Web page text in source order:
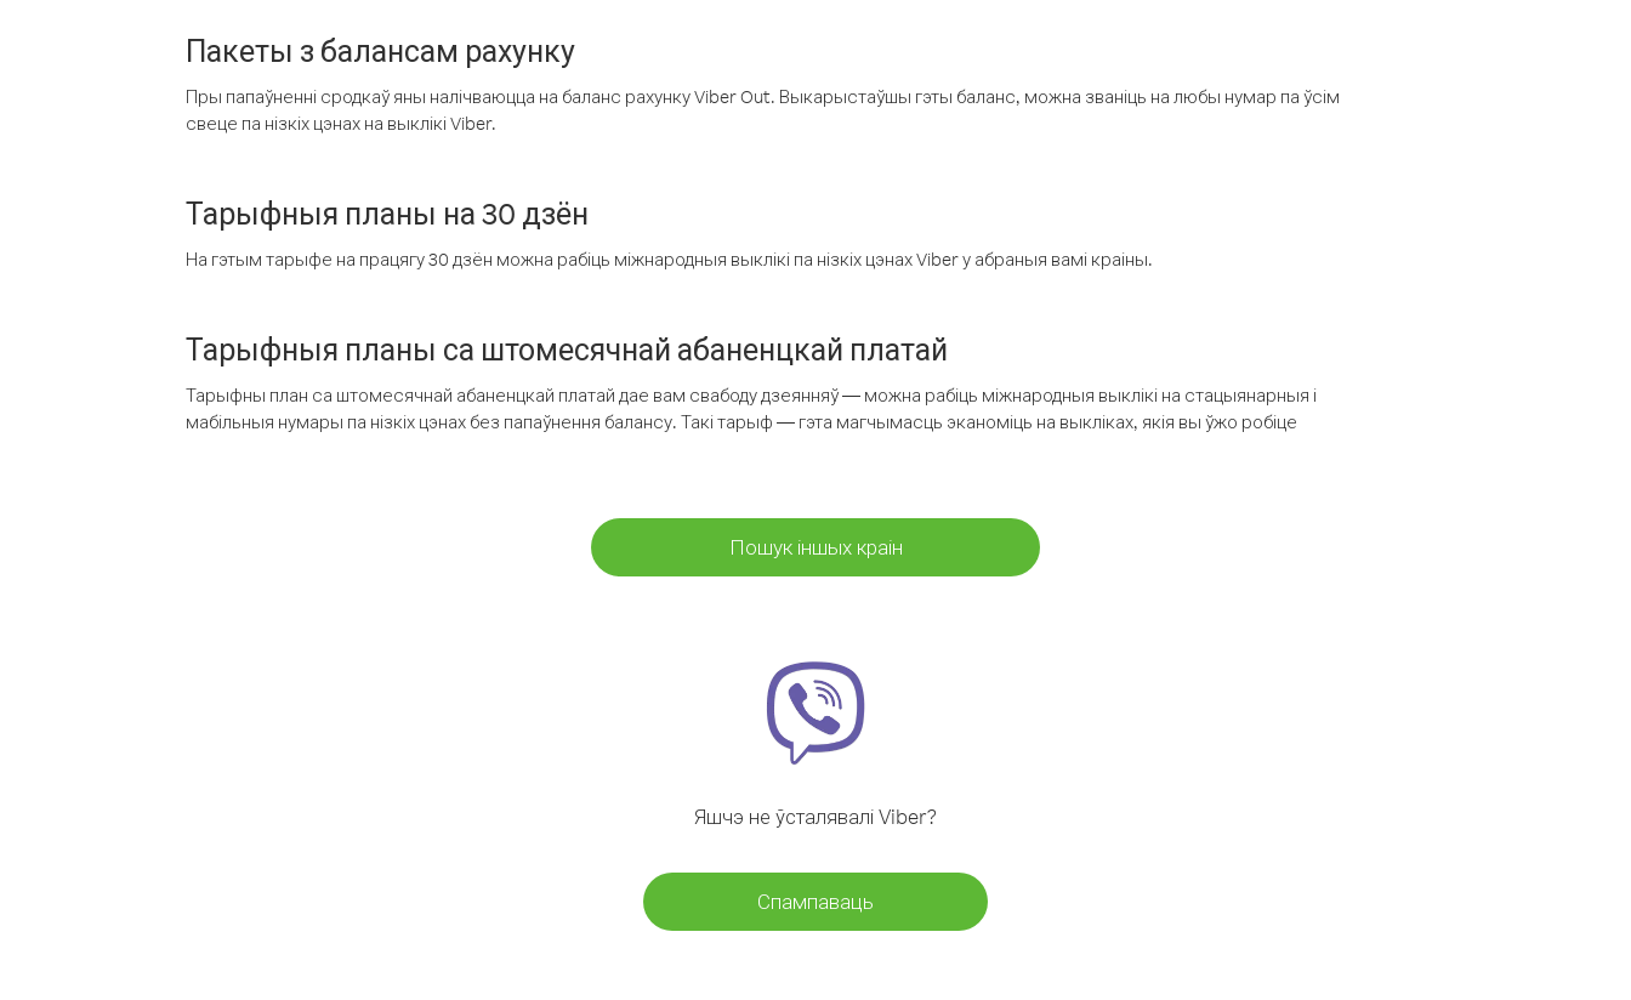
Пакеты з балансам рахунку
Пры папаўненні сродкаў яны налічваюцца на баланс рахунку Viber Out. Выкарыстаўшы гэты баланс, можна званіць на любы нумар па ўсім
свеце па нізкіх цэнах на выклікі Viber.
Тарыфныя планы на 30 дзён
На гэтым тарыфе на працягу 30 дзён можна рабіць міжнародныя выклікі па нізкіх цэнах Viber у абраныя вамі краіны.
Тарыфныя планы са штомесячнай абаненцкай платай
Тарыфны план са штомесячнай абаненцкай платай дае вам свабоду дзеянняў — можна рабіць міжнародныя выклікі на стацыянарныя і
мабільныя нумары па нізкіх цэнах без папаўнення балансу. Такі тарыф — гэта магчымасць эканоміць на выкліках, якія вы ўжо робіце
Пошук іншых краін
Яшчэ не ўсталявалі Viber?
Спампаваць